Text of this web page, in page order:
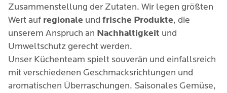
Zusammenstellung der Zutaten. Wir legen größten
Wert auf regionale und frische Produkte, die
unserem Anspruch an Nachhaltigkeit und
Umweltschutz gerecht werden.
Unser Küchenteam spielt souverän und einfallsreich
mit verschiedenen Geschmacksrichtungen und
aromatischen Überraschungen. Saisonales Gemüse,